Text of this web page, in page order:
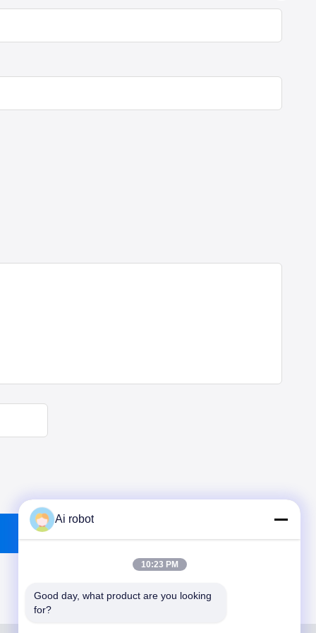
Ai robot
10:23 PM
Good day, what product are you looking
for?